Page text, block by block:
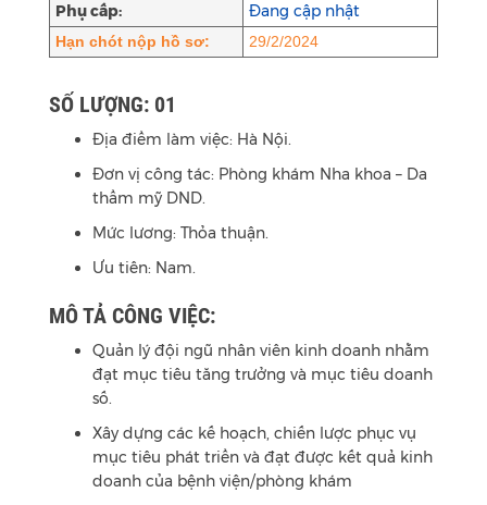
Phụ cấp:
Đang cập nhật
Hạn chót nộp hồ sơ: 29/2/2024
SỐ LƯỢNG: 01
Địa điểm làm việc: Hà Nội.
Đơn vị công tác: Phòng khám Nha khoa – Da
thẩm mỹ DND.
Mức lương: Thỏa thuận.
Ưu tiên: Nam.
MÔ TẢ CÔNG VIỆC:
Quản lý đội ngũ nhân viên kinh doanh nhằm
đạt mục tiêu tăng trưởng và mục tiêu doanh
số.
Xây dựng các kế hoạch, chiến lược phục vụ
mục tiêu phát triển và đạt được kết quả kinh
doanh của bệnh viện/phòng khám